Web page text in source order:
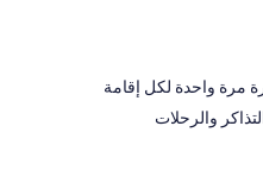
مرة واحدة لكل إقامة
والرحلات